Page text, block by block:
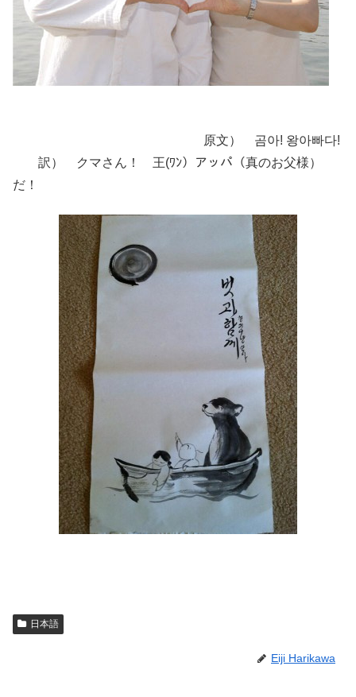
原文） 곰아! 왕아빠다!
訳） クマさん！ 王(ﾜﾝ）アッパ（真のお父様）
だ！
日本語
Eiji Harikawa